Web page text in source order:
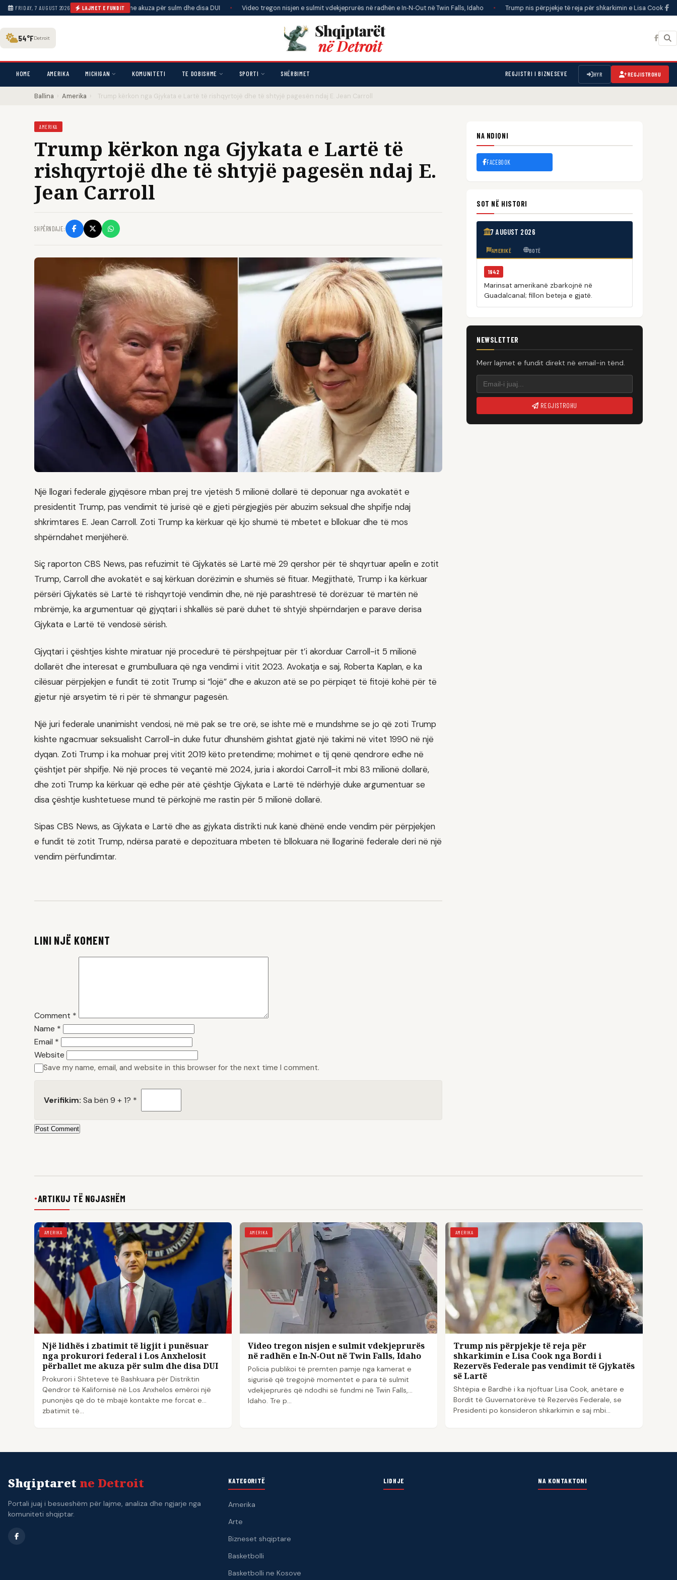
FRIDAY, 7 AUGUST 2026 LAJMET E FUNDIT
i Los Anxhelosit përballet me akuza për sulm dhe disa DUI • Video tregon nisjen e sulmit vdekjeprurës në radhën e In‑N‑Out në Twin Falls, Idaho • Trump nis përpjekje të reja për shkarkimin e Lisa Cook nga Bordi i
54°FDetroit
HOME AMERIKA MICHIGAN KOMUNITETI TE DOBISHME SPORTI SHËRBIMET REGJISTRI I BIZNESEVE HYR REGJISTROHU
Ballina › Amerika › Trump kërkon nga Gjykata e Lartë të rishqyrtojë dhe të shtyjë pagesën ndaj E. Jean Carroll
AMERIKA
Trump kërkon nga Gjykata e Lartë të
rishqyrtojë dhe të shtyjë pagesën ndaj E.
Jean Carroll
SHPËRNDAJE:
Një llogari federale gjyqësore mban prej tre vjetësh 5 milionë dollarë të deponuar nga avokatët e
presidentit Trump, pas vendimit të jurisë që e gjeti përgjegjës për abuzim seksual dhe shpifje ndaj
shkrimtares E. Jean Carroll. Zoti Trump ka kërkuar që kjo shumë të mbetet e bllokuar dhe të mos
shpërndahet menjëherë.
Siç raporton CBS News, pas refuzimit të Gjykatës së Lartë më 29 qershor për të shqyrtuar apelin e zotit
Trump, Carroll dhe avokatët e saj kërkuan dorëzimin e shumës së fituar. Megjithatë, Trump i ka kërkuar
përsëri Gjykatës së Lartë të rishqyrtojë vendimin dhe, në një parashtresë të dorëzuar të martën në
mbrëmje, ka argumentuar që gjyqtari i shkallës së parë duhet të shtyjë shpërndarjen e parave derisa
Gjykata e Lartë të vendosë sërish.
Gjyqtari i çështjes kishte miratuar një procedurë të përshpejtuar për t’i akorduar Carroll-it 5 milionë
dollarët dhe interesat e grumbulluara që nga vendimi i vitit 2023. Avokatja e saj, Roberta Kaplan, e ka
cilësuar përpjekjen e fundit të zotit Trump si “lojë” dhe e akuzon atë se po përpiqet të fitojë kohë për të
gjetur një arsyetim të ri për të shmangur pagesën.
Një juri federale unanimisht vendosi, në më pak se tre orë, se ishte më e mundshme se jo që zoti Trump
kishte ngacmuar seksualisht Carroll-in duke futur dhunshëm gishtat gjatë një takimi në vitet 1990 në një
dyqan. Zoti Trump i ka mohuar prej vitit 2019 këto pretendime; mohimet e tij qenë qendrore edhe në
çështjet për shpifje. Në një proces të veçantë më 2024, juria i akordoi Carroll-it mbi 83 milionë dollarë,
dhe zoti Trump ka kërkuar që edhe për atë çështje Gjykata e Lartë të ndërhyjë duke argumentuar se
disa çështje kushtetuese mund të përkojnë me rastin për 5 milionë dollarë.
Sipas CBS News, as Gjykata e Lartë dhe as gjykata distrikti nuk kanë dhënë ende vendim për përpjekjen
e fundit të zotit Trump, ndërsa paratë e depozituara mbeten të bllokuara në llogarinë federale deri në një
vendim përfundimtar.
LINI NJË KOMENT
Comment *
Name *
Email *
Website
Save my name, email, and website in this browser for the next time I comment.
Verifikim: Sa bën 9 + 1? *
Post Comment
NA NDIQNI
FACEBOOK
SOT NË HISTORI
7 AUGUST 2026
AMERIKË BOTË
1942
Marinsat amerikanë zbarkojnë në
Guadalcanal; fillon beteja e gjatë.
NEWSLETTER
Merr lajmet e fundit direkt në email-in tënd.
REGJISTROHU
●ARTIKUJ TË NGJASHËM
AMERIKA
Një lidhës i zbatimit të ligjit i punësuar
nga prokurori federal i Los Anxhelosit
përballet me akuza për sulm dhe disa DUI
Prokurori i Shteteve të Bashkuara për Distriktin
Qendror të Kalifornisë në Los Anxhelos emëroi një
punonjës që do të mbajë kontakte me forcat e
zbatimit të...
AMERIKA
Video tregon nisjen e sulmit vdekjeprurës
në radhën e In‑N‑Out në Twin Falls, Idaho
Policia publikoi të premten pamje nga kamerat e
sigurisë që tregojnë momentet e para të sulmit
vdekjeprurës që ndodhi së fundmi në Twin Falls,
Idaho. Tre p...
AMERIKA
Trump nis përpjekje të reja për
shkarkimin e Lisa Cook nga Bordi i
Rezervës Federale pas vendimit të Gjykatës
së Lartë
Shtëpia e Bardhë i ka njoftuar Lisa Cook, anëtare e
Bordit të Guvernatorëve të Rezervës Federale, se
Presidenti po konsideron shkarkimin e saj mbi
Shqiptaret ne Detroit
Portali juaj i besueshëm për lajme, analiza dhe ngjarje nga
komuniteti shqiptar.
KATEGORITË
Amerika
Arte
Bizneset shqiptare
Basketbolli
Basketbolli ne Kosove
LIDHJE NA KONTAKTONI